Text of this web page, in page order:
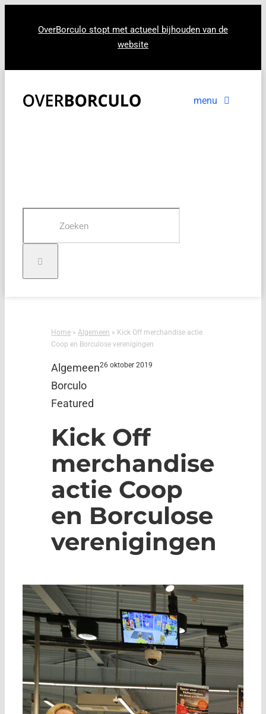
OverBorculo stopt met actueel bijhouden van de
website
menu
Home »Algemeen » Kick Off merchandise actie
Coop en Borculose verenigingen
Algemeen
Borculo
Featured
26 oktober 2019
Kick Off
merchandise
actie Coop
en Borculose
verenigingen